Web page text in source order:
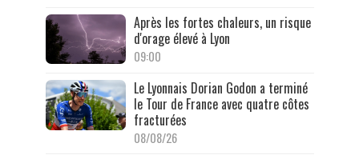
Après les fortes chaleurs, un risque
d'orage élevé à Lyon
09:00
Le Lyonnais Dorian Godon a terminé
le Tour de France avec quatre côtes
fracturées
08/08/26